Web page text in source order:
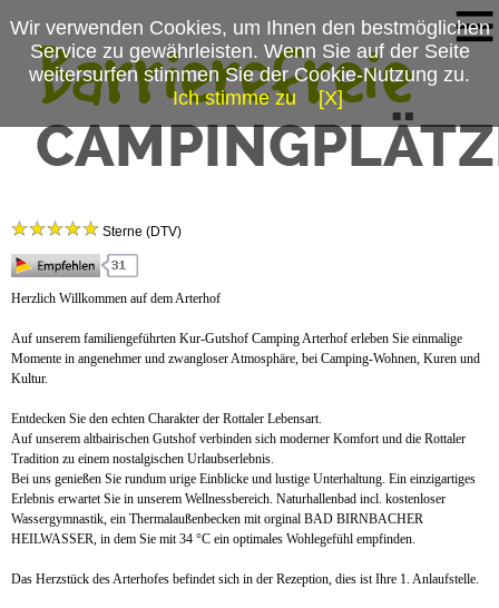
Campingplatzmenü
Anfahrt
News
Sterne (DTV)
Herzlich Willkommen auf dem Arterhof
Auf unserem familiengeführten Kur-Gutshof Camping Arterhof erleben Sie einmalige
Momente in angenehmer und zwangloser Atmosphäre, bei Camping-Wohnen, Kuren und
Kultur.
Entdecken Sie den echten Charakter der Rottaler Lebensart.
Auf unserem altbairischen Gutshof verbinden sich moderner Komfort und die Rottaler
Tradition zu einem nostalgischen Urlaubserlebnis.
Bei uns genießen Sie rundum urige Einblicke und lustige Unterhaltung. Ein einzigartiges
Erlebnis erwartet Sie in unserem Wellnessbereich. Naturhallenbad incl. kostenloser
Wassergymnastik, ein Thermalaußenbecken mit orginal BAD BIRNBACHER
HEILWASSER, in dem Sie mit 34 °C ein optimales Wohlegefühl empfinden.
Das Herzstück des Arterhofes befindet sich in der Rezeption, dies ist Ihre 1. Anlaufstelle.
Wir verwenden Cookies, um Ihnen den bestmöglichen
Service zu gewährleisten. Wenn Sie auf der Seite
weitersurfen stimmen Sie der Cookie-Nutzung zu.
Ich stimme zu
[X]